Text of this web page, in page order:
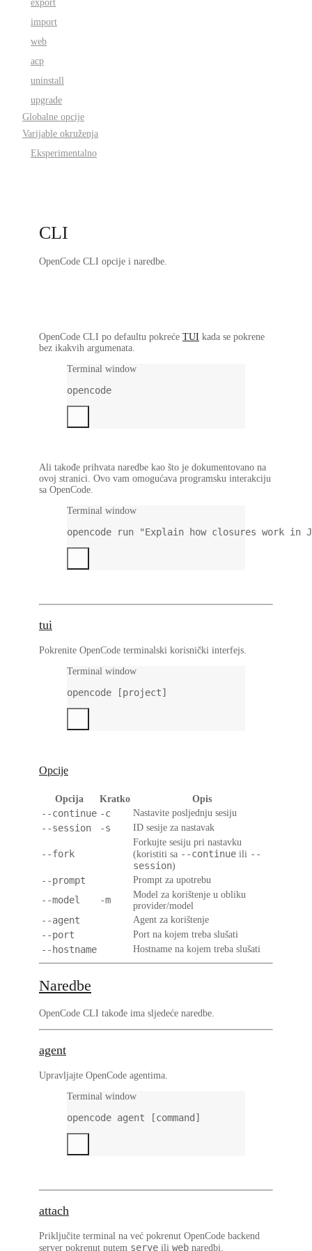
export
import
web
acp
uninstall
upgrade
Globalne opcije
Varijable okruženja
Eksperimentalno
CLI
OpenCode CLI opcije i naredbe.
OpenCode CLI po defaultu pokreće TUI kada se pokrene
bez ikakvih argumenata.
Terminal window
opencode
Ali takođe prihvata naredbe kao što je dokumentovano na
ovoj stranici. Ovo vam omogućava programsku interakciju
sa OpenCode.
Terminal window
opencode run "Explain how closures work in
tui
Pokrenite OpenCode terminalski korisnički interfejs.
Terminal window
opencode [project]
Opcije
Opcija Kratko Opis
--continue -c Nastavite posljednju sesiju
--session -s ID sesije za nastavak
--fork
Forkujte sesiju pri nastavku
(koristiti sa --continue ili --
session)
--prompt Prompt za upotrebu
--model -m
Model za korištenje u obliku
provider/model
--agent Agent za korištenje
--port Port na kojem treba slušati
--hostname Hostname na kojem treba slušati
Naredbe
OpenCode CLI takođe ima sljedeće naredbe.
agent
Upravljajte OpenCode agentima.
Terminal window
opencode agent [command]
attach
Priključite terminal na već pokrenut OpenCode backend
server pokrenut putem serve ili web naredbi.